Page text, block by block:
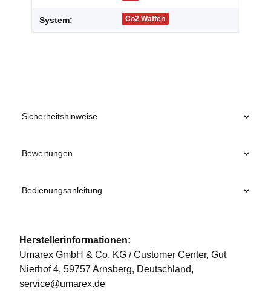
System: Co2 Waffen
Sicherheitshinweise
Bewertungen
Bedienungsanleitung
Herstellerinformationen:
Umarex GmbH & Co. KG / Customer Center, Gut
Nierhof 4, 59757 Arnsberg, Deutschland,
service@umarex.de